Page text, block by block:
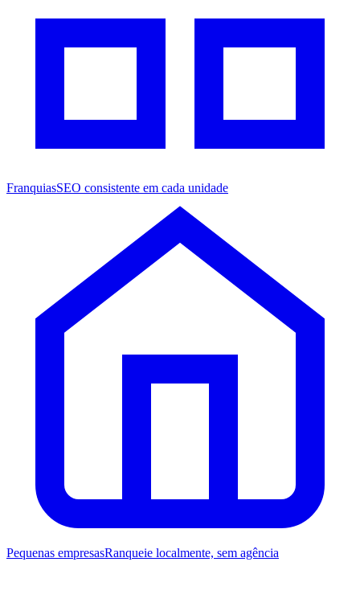
FranquiasSEO consistente em cada unidade
Pequenas empresasRanqueie localmente, sem agência